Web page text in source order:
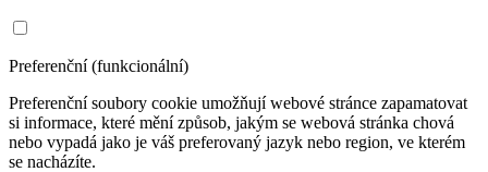
Preferenční (funkcionální)
Preferenční soubory cookie umožňují webové stránce zapamatovat
si informace, které mění způsob, jakým se webová stránka chová
nebo vypadá jako je váš preferovaný jazyk nebo region, ve kterém
se nacházíte.